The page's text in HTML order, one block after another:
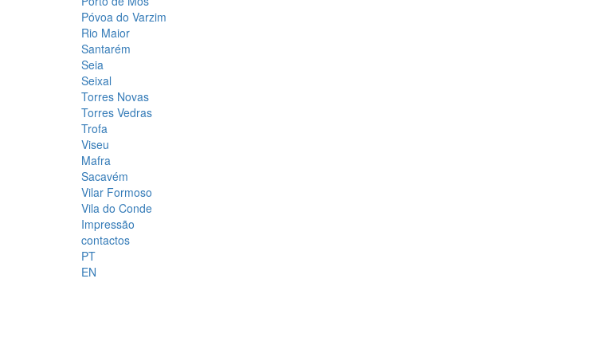
Póvoa do Varzim
Rio Maior
Santarém
Seia
Seixal
Torres Novas
Torres Vedras
Trofa
Viseu
Mafra
Sacavém
Vilar Formoso
Vila do Conde
Impressão
contactos
PT
EN